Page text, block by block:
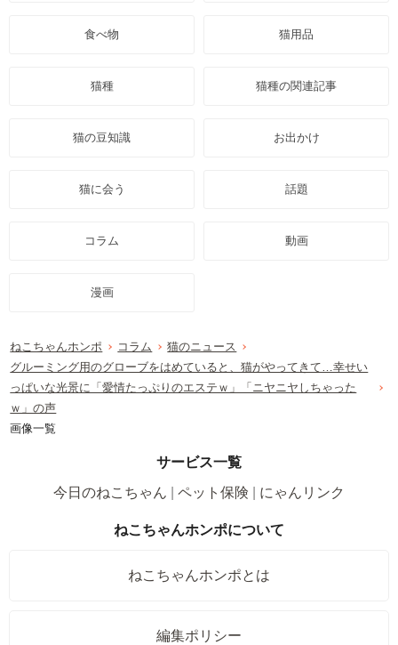
食べ物 猫用品
猫種 猫種の関連記事
猫の豆知識 お出かけ
猫に会う 話題
コラム 動画
漫画
ねこちゃんホンポ コラム
猫のニュース
グルーミング用のグローブをはめていると、猫がやってきて…幸せい
っぱいな光景に「愛情たっぷりのエステｗ」「ニヤニヤしちゃった
ｗ」の声
画像一覧
サービス一覧
今日のねこちゃん
ペット保険 にゃんリンク
ねこちゃんホンポについて
ねこちゃんホンポとは
編集ポリシー